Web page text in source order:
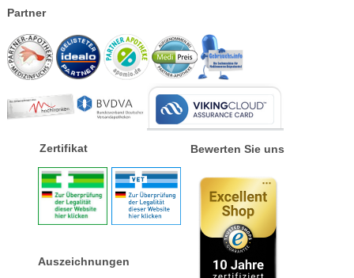
Partner
Zertifikat
Auszeichnungen
Bewerten Sie uns